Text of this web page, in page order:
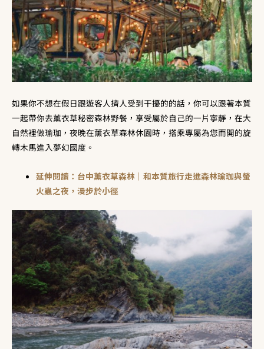
如果你不想在假日跟遊客人擠人受到干擾的的話，你可以跟著本質
一起帶你去薰衣草秘密森林野餐，享受屬於自己的一片寧靜，在大
自然裡做瑜珈，夜晚在薰衣草森林休園時，搭乘專屬為您而開的旋
轉木馬進入夢幻國度。
延伸閱讀：台中薰衣草森林｜和本質旅行走進森林瑜珈與螢
火蟲之夜，漫步於小徑